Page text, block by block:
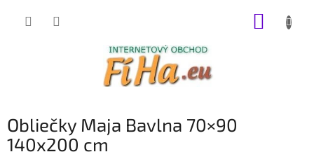
Obliečky Maja Bavlna 70×90
140x200 cm